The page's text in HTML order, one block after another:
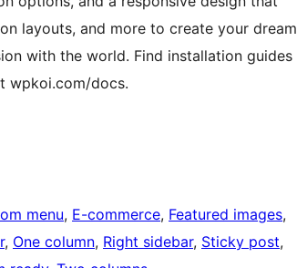
layouts, and more to create your dream
with the world. Find installation guides
wpkoi.com/docs.
menu, E-commerce, Featured images
, One column, Right sidebar, Sticky post